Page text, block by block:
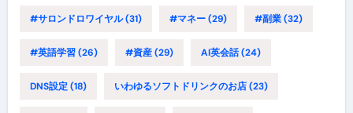
#サロンドロワイヤル(31) #マネー(29) #副業(32)
#英語学習(26) #資産(29) AI英会話(24)
DNS設定(18) いわゆるソフトドリンクのお店(23)